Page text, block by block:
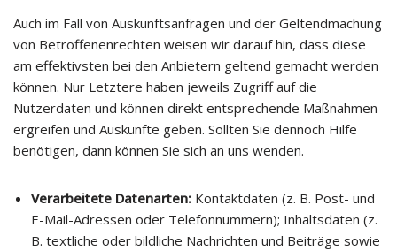
Auch im Fall von Auskunftsanfragen und der Geltendmachung
von Betroffenenrechten weisen wir darauf hin, dass diese
am effektivsten bei den Anbietern geltend gemacht werden
können. Nur Letztere haben jeweils Zugriff auf die
Nutzerdaten und können direkt entsprechende Maßnahmen
ergreifen und Auskünfte geben. Sollten Sie dennoch Hilfe
benötigen, dann können Sie sich an uns wenden.
Verarbeitete Datenarten: Kontaktdaten (z. B. Post- und
E-Mail-Adressen oder Telefonnummern); Inhaltsdaten (z.
B. textliche oder bildliche Nachrichten und Beiträge sowie